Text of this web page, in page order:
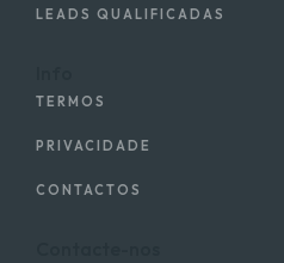
LEADS QUALIFICADAS
TERMOS
PRIVACIDADE
CONTACTOS